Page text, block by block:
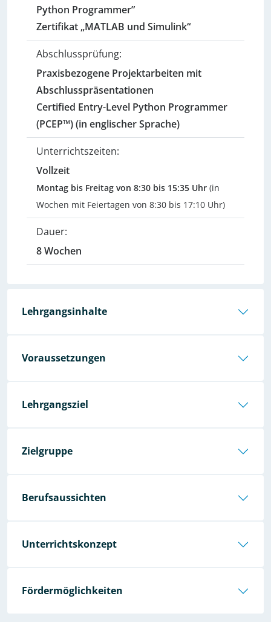
Python Programmer”
Zertifikat „MATLAB und Simulink“
Abschlussprüfung:
Praxisbezogene Projektarbeiten mit
Abschlusspräsentationen
Certified Entry-Level Python Programmer
(PCEP™) (in englischer Sprache)
Unterrichtszeiten:
Vollzeit
Montag bis Freitag von 8:30 bis 15:35 Uhr (in
Wochen mit Feiertagen von 8:30 bis 17:10 Uhr)
Dauer:
8 Wochen
Lehrgangsinhalte
Voraussetzungen
Lehrgangsziel
Zielgruppe
Berufsaussichten
Unterrichtskonzept
Fördermöglichkeiten